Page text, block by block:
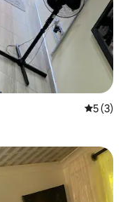
5 de
5 (3)